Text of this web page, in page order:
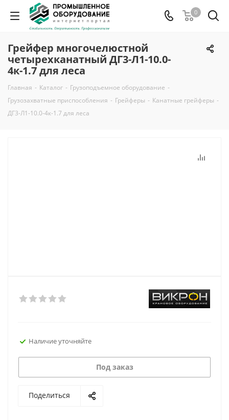
0
Грейфер многочелюстной
четырехканатный ДГ3-Л1-10.0-
4к-1.7 для леса
Главная - Каталог - Грузоподъемное оборудование -
Грузозахватные приспособления - Грейферы - Канатные грейферы -
ДГ3-Л1-10.0-4к-1.7 для леса
Наличие уточняйте
Под заказ
Поделиться